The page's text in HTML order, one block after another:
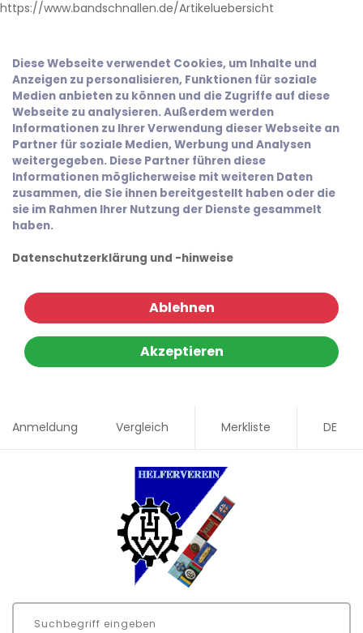
https://www.bandschnallen.de/Artikeluebersicht
Diese Webseite verwendet Cookies, um Inhalte und
Anzeigen zu personalisieren, Funktionen für soziale
Medien anbieten zu können und die Zugriffe auf diese
Webseite zu analysieren. Außerdem werden
Informationen zu Ihrer Verwendung dieser Webseite an
Partner für soziale Medien, Werbung und Analysen
weitergegeben. Diese Partner führen diese
Informationen möglicherweise mit weiteren Daten
zusammen, die Sie ihnen bereitgestellt haben oder die
sie im Rahmen Ihrer Nutzung der Dienste gesammelt
haben.
Datenschutzerklärung und -hinweise
Ablehnen
Akzeptieren
Anmeldung Vergleich Merkliste DE